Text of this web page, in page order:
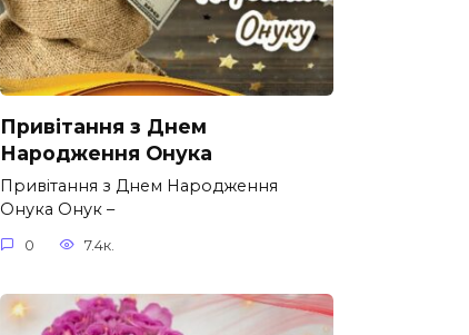
Привітання з Днем
Народження Онука
Привітання з Днем Народження
Онука Онук –
0 7.4к.